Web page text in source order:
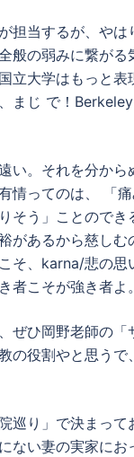
担当するが、やは
般の弱みに繋がる
立大学はもっと表
まじ で！
い。それを分から
情ってのは、 「
そう」ことのでき
があるから慈しむ
そ、karna/悲の思
者こそが強き者よ。
ぜひ岡野老師の「
の役割やと思うで
巡り」で決まって
ない妻の実家にお